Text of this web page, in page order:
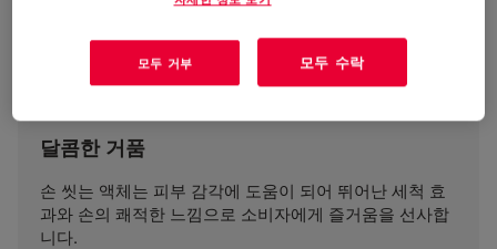
달콤한 거품
손 씻는 액체는 피부 감각에 도움이 되어 뛰어난 세척 효
과와 손의 쾌적한 느낌으로 소비자에게 즐거움을 선사합
니다.
모두 거부 모두 수락